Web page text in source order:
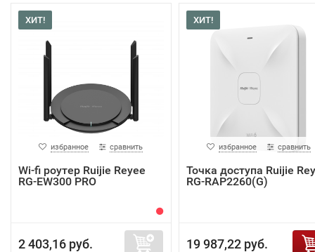
ХИТ!
избранное сравнить
Wi-fi роутер Ruijie Reyee
RG-EW300 PRO
2 403,16 руб.
ХИТ!
избранное сравнить
Точка доступа Ruijie
RG-RAP2260(G)
19 987,22 руб.